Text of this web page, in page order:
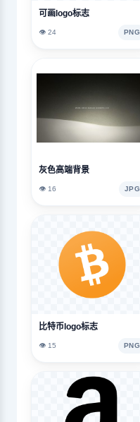
可画logo标志
👁️ 24 PNG
灰色高端背景
👁️ 16 JPG
比特币logo标志
👁️ 15 PNG